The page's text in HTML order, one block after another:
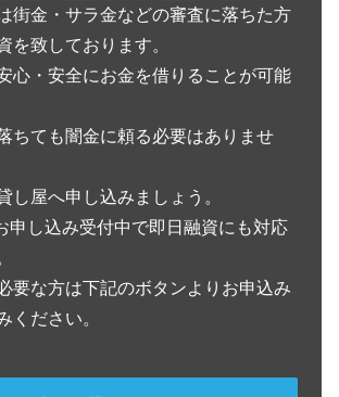
街金・サラ金などの審査に落ちた方
を致しております。
心・安全にお金を借りることが可能
ちても闇金に頼る必要はありませ
し屋へ申し込みましょう。
申し込み受付中で即日融資にも対応
要な方は下記のボタンよりお申込み
ください。